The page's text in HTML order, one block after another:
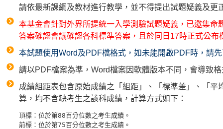
請依最新課綱及教材進行教學，並不得提出試題疑義及更
本基金會針對外界所提統一入學測驗試題疑義，已邀集
答案確認會議確認各科標準答案，且於同日17時正式公布
本試題使用Word及PDF檔格式，如未能開啟PDF時，請
請以PDF檔案為準，Word檔案因軟體版本不同，會導致
成績組距表包含原始成績之「組距」、「標準差」、「
算，均不含缺考生之該科成績，計算方式如下：
頂標：位於第88百分位數之考生成績。
前標：位於第75百分位數之考生成績。